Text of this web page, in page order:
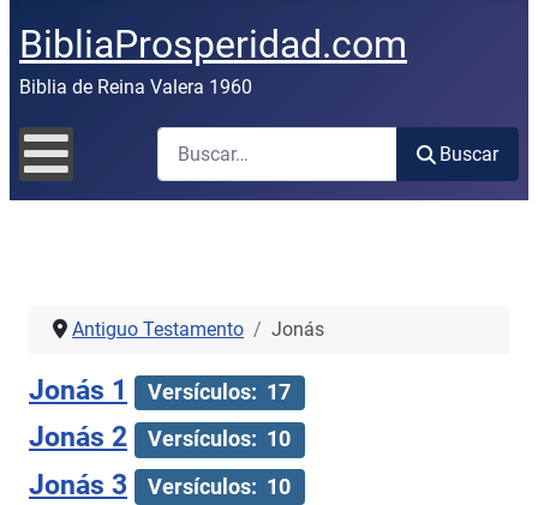
BibliaProsperidad.com
Biblia de Reina Valera 1960
Buscar
Buscar
Antiguo Testamento Jonás
Jonás 1 Versículos: 17
Jonás 2 Versículos: 10
Jonás 3 Versículos: 10